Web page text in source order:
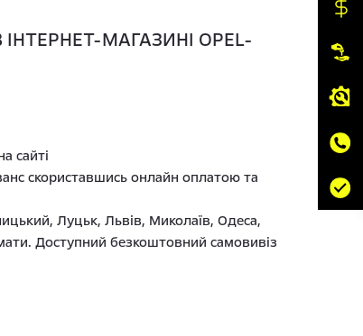
МАГАЗИНІ OPEL-
сайті
скориставшись онлайн оплатою та
Луцьк, Львів, Миколаїв, Одеса,
Доступний безкоштовний самовивіз